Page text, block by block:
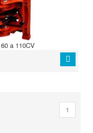
a 110CV
1